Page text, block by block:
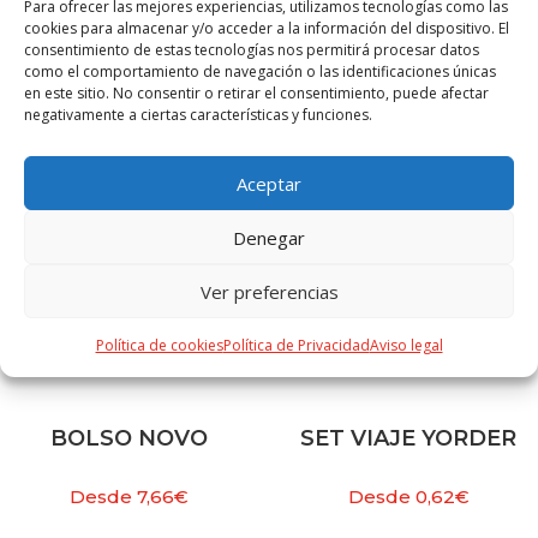
Para ofrecer las mejores experiencias, utilizamos tecnologías como las
cookies para almacenar y/o acceder a la información del dispositivo. El
consentimiento de estas tecnologías nos permitirá procesar datos
como el comportamiento de navegación o las identificaciones únicas
en este sitio. No consentir o retirar el consentimiento, puede afectar
negativamente a ciertas características y funciones.
Aceptar
Denegar
Ver preferencias
Política de cookiesPolítica de PrivacidadAviso legal
PRODUCTOS RELACIONADOS
BOLSO NOVO
Desde7,66€
SET VIAJE YORDER
Desde 0,62€